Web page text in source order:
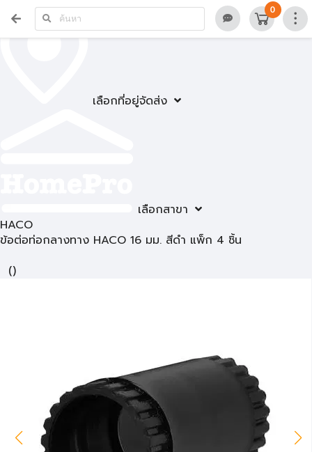
เลือกที่อยู่จัดส่ง
เลือกสาขา
0
HACO
ข้อต่อท่อกลางทาง HACO 16 มม. สีดำ แพ็ก 4 ชิ้น
()